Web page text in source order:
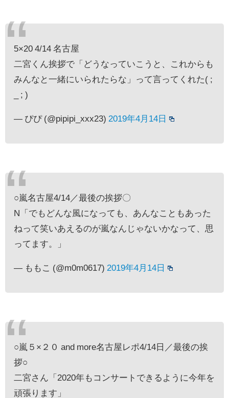
5×20 4/14 名古屋
二宮くん挨拶で「どうなっていこうと、これからも
みんなと一緒にいられたらな」って言ってくれた( ;
_ ; )
— ぴぴ (@pipipi_xxx23) 2019年4月14日
○嵐名古屋4/14／最後の挨拶〇
N「でもどんな風になっても、あんなこともあった
ねって笑いあえるのが嵐なんじゃないかなって、思
ってます。」
— ももこ (@m0m0617) 2019年4月14日
○嵐５×２０ and more名古屋レポ4/14日／最後の挨
拶○
二宮さん「2020年もコンサートできるように今年を
頑張ります」